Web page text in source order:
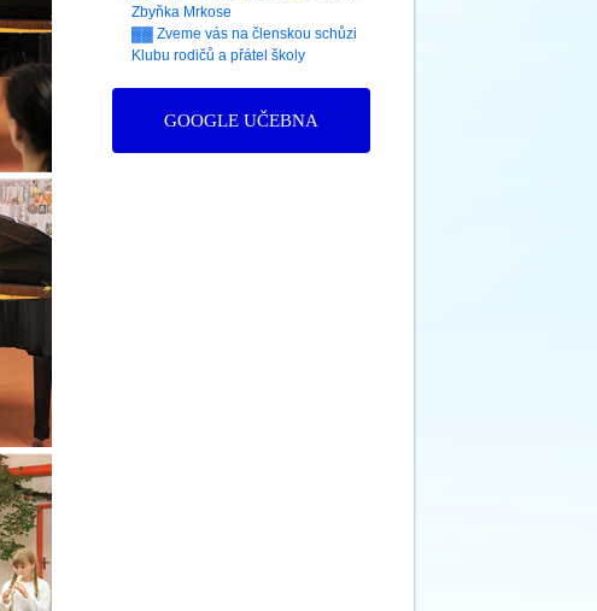
Zbyňka Mrkose
▓▓ Zveme vás na členskou schůzi
Klubu rodičů a přátel školy
GOOGLE UČEBNA